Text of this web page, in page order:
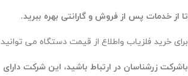
تا از خدمات پس از فروش و گارانتی بهره ببرید.
برای خرید فلزیاب واطلاع از قیمت دستگاه می توانید
باشرکت زرشناسان در ارتباط باشید، این شرکت دارای